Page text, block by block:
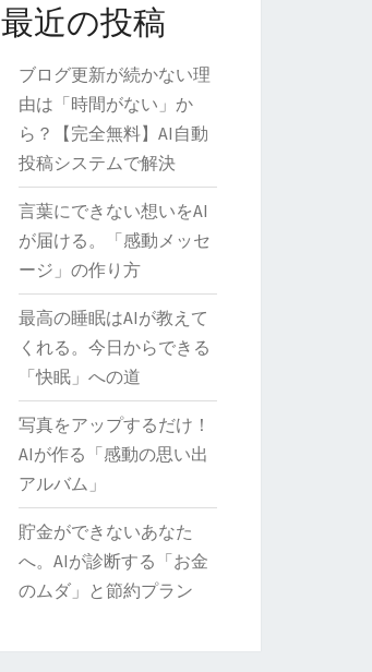
最近の投稿
ブログ更新が続かない理
由は「時間がない」か
ら？【完全無料】AI自動
投稿システムで解決
言葉にできない想いをAI
が届ける。「感動メッセ
ージ」の作り方
最高の睡眠はAIが教えて
くれる。今日からできる
「快眠」への道
写真をアップするだけ！
AIが作る「感動の思い出
アルバム」
貯金ができないあなた
へ。AIが診断する「お金
のムダ」と節約プラン